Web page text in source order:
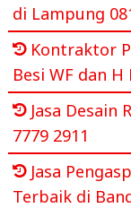
di Lampung
Kontraktor
Besi WF dan H
Jasa Desain
7779 2911
Jasa
Terbaik di